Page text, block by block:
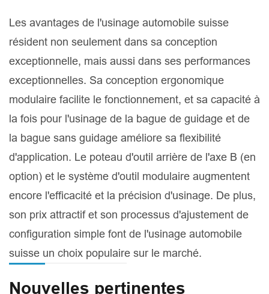
Les avantages de l'usinage automobile suisse
résident non seulement dans sa conception
exceptionnelle, mais aussi dans ses performances
exceptionnelles. Sa conception ergonomique
modulaire facilite le fonctionnement, et sa capacité à
la fois pour l'usinage de la bague de guidage et de
la bague sans guidage améliore sa flexibilité
d'application. Le poteau d'outil arrière de l'axe B (en
option) et le système d'outil modulaire augmentent
encore l'efficacité et la précision d'usinage. De plus,
son prix attractif et son processus d'ajustement de
configuration simple font de l'usinage automobile
suisse un choix populaire sur le marché.
Nouvelles pertinentes